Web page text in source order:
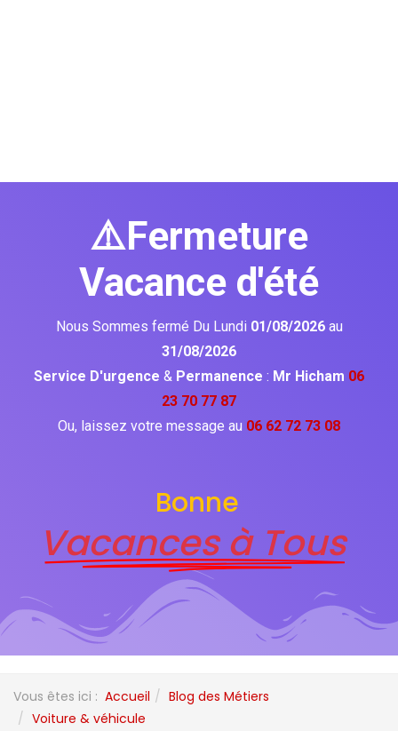
⚠️Fermeture
Vacance d'été
Nous Sommes fermé Du Lundi 01/08/2026 au
31/08/2026
Service D'urgence & Permanence : Mr Hicham 06
23 70 77 87
Ou, laissez votre message au 06 62 72 73 08
Bonne
Vacances à Tous
Vous êtes ici : Accueil
Blog des Métiers
Voiture & véhicule